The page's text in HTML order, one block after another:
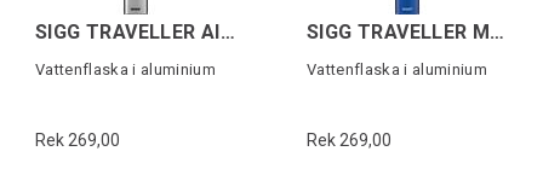
SIGG TRAVELLER Alu 1,0 L
Vattenflaska i aluminium
Rek 269,00
SIGG TRAVELLER Mörkblå 1,0 L
Vattenflaska i aluminium
Rek 269,00